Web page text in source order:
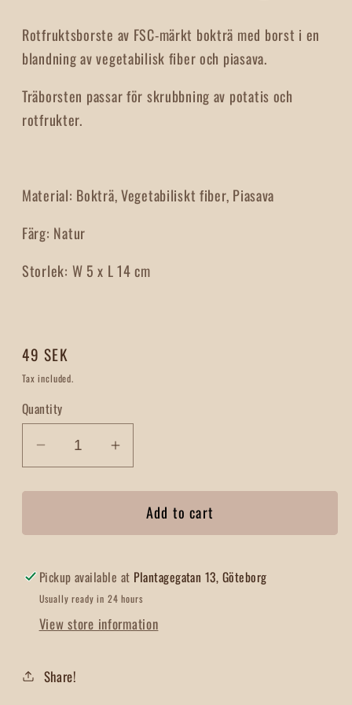
Rotfruktsborste av FSC-märkt bokträ med borst i en
blandning av vegetabilisk fiber och piasava.
Träborsten passar för skrubbning av potatis och
rotfrukter.
Material: Bokträ, Vegetabiliskt fiber, Piasava
Färg: Natur
Storlek: W 5 x L 14 cm
Regular
price
49 SEK
Tax included.
Quantity
Decrease
quantity
for
Rotfruktsborste
Unionsblandning
Increase
quantity
for
Rotfruktsborste
Unionsblandning
Add to cart
Pickup available at Plantagegatan 13, Göteborg
Usually ready in 24 hours
View store information
Share!